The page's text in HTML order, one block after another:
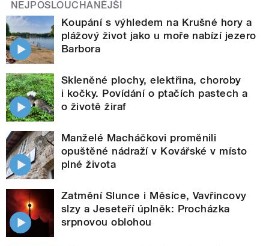
NEJPOSLOUCHANĚJŠÍ
Koupání s výhledem na Krušné hory a
plážový život jako u moře nabízí jezero
Barbora
Skleněné plochy, elektřina, choroby
i kočky. Povídání o ptačích pastech a
o životě žiraf
Manželé Macháčkovi proměnili
opuštěné nádraží v Kovářské v místo
plné života
Zatmění Slunce i Měsíce, Vavřincovy
slzy a Jeseteří úplněk: Procházka
srpnovou oblohou